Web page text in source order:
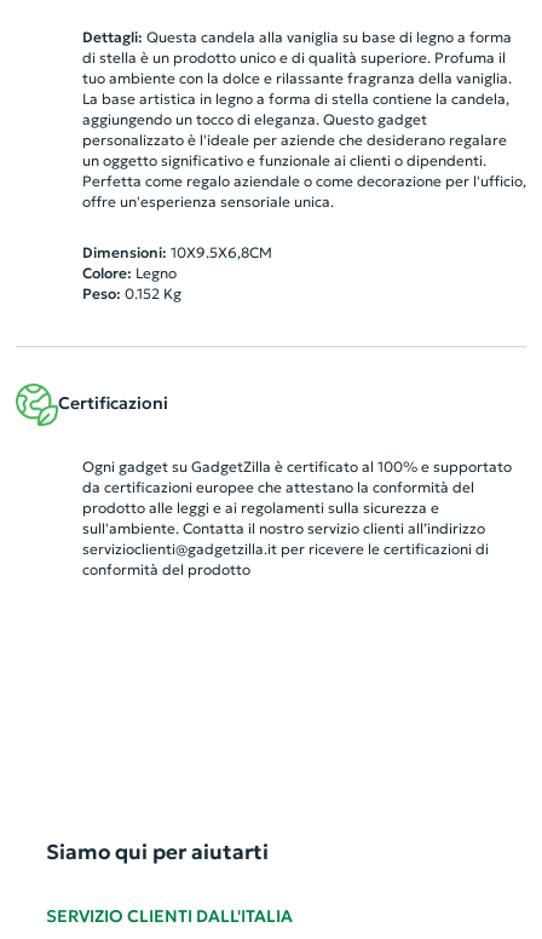
Dettagli: Questa candela alla vaniglia su base di legno a forma
di stella è un prodotto unico e di qualità superiore. Profuma il
tuo ambiente con la dolce e rilassante fragranza della vaniglia.
La base artistica in legno a forma di stella contiene la candela,
aggiungendo un tocco di eleganza. Questo gadget
personalizzato è l'ideale per aziende che desiderano regalare
un oggetto significativo e funzionale ai clienti o dipendenti.
Perfetta come regalo aziendale o come decorazione per l'ufficio,
offre un'esperienza sensoriale unica.
Dimensioni: 10X9.5X6,8CM
Colore: Legno
Peso: 0.152 Kg
Certificazioni
Ogni gadget su GadgetZilla è certificato al 100% e supportato
da certificazioni europee che attestano la conformità del
prodotto alle leggi e ai regolamenti sulla sicurezza e
sull'ambiente. Contatta il nostro servizio clienti all’indirizzo
servizioclienti@gadgetzilla.itper ricevere le certificazioni di
conformità del prodotto
Siamo qui per aiutarti
SERVIZIO CLIENTI DALL'ITALIA